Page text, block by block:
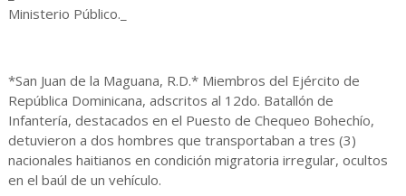
Ministerio Público._
*San Juan de la Maguana, R.D.* Miembros del Ejército de
República Dominicana, adscritos al 12do. Batallón de
Infantería, destacados en el Puesto de Chequeo Bohechío,
detuvieron a dos hombres que transportaban a tres (3)
nacionales haitianos en condición migratoria irregular, ocultos
en el baúl de un vehículo.